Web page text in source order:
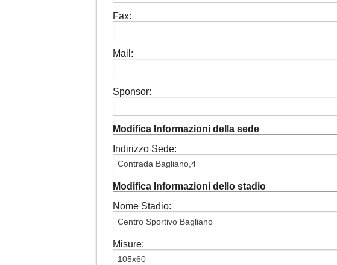
Fax:
Mail:
Sponsor:
Modifica Informazioni della sede
Indirizzo Sede:
Modifica Informazioni dello stadio
Nome Stadio:
Misure: